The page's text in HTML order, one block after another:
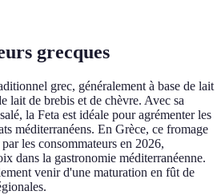
grecques
grec, généralement à base de lait
lait de brebis et de chèvre. Avec sa
la Feta est idéale pour agrémenter les
méditerranéens. En Grèce, ce fromage
les consommateurs en 2026,
dans la gastronomie méditerranéenne.
venir d'une maturation en fût de